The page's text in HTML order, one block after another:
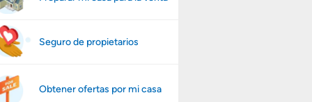
Seguro de propietarios
Obtener ofertas por mi casa